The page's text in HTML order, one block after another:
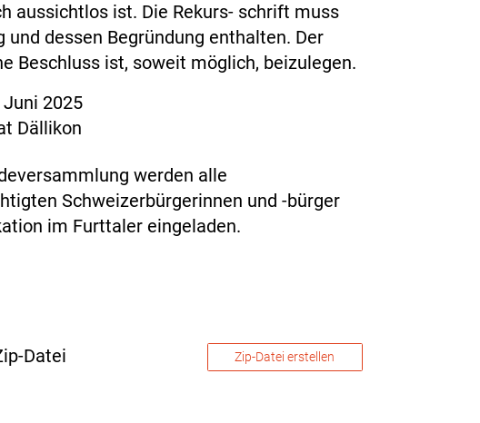
aussichtlos ist. Die Rekurs- schrift muss
und dessen Begründung enthalten. Der
Beschluss ist, soweit möglich, beizulegen.
11. Juni 2025
Dällikon
werden alle
Schweizerbürgerinnen und -bürger
im Furttaler eingeladen.
Datei
Zip-Datei erstellen